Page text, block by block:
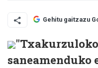
Gehitu gaitzazu
saneamenduko